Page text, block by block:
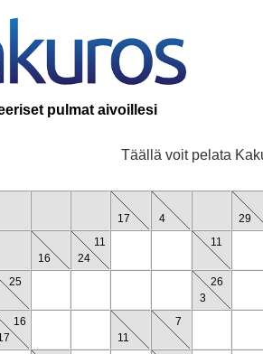
pulmat aivoillesi
Täällä voit pelata
17 4 29
16
11
24
11
25
26
3
16
11
7